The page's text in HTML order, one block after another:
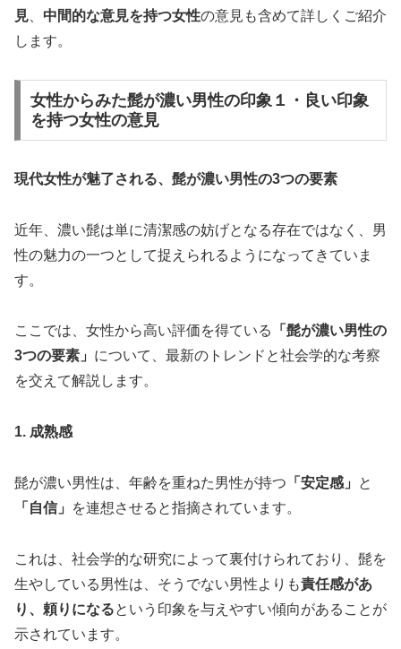
見
中間的な意見を持つ女性の意見も含めて詳しくご紹介
します。
女性からみた髭が濃い男性の印象１・良い印象
を持つ女性の意見
現代女性が魅了される、髭が濃い男性の3つの要素
近年、濃い髭は単に清潔感の妨げとなる存在ではなく、男
性の魅力の一つとして捉えられるようになってきていま
す。
ここでは、女性から高い評価を得ている
「髭が濃い男性の
3つの要素」 について、最新のトレンドと社会学的な考察
を交えて解説します。
1. 成熟感
髭が濃い男性は、年齢を重ねた男性が持つ 「安定感」
と
「自信」
を連想させると指摘されています。
これは、社会学的な研究によって裏付けられており、髭を
生やしている男性は、そうでない男性よりも責任感があ
り、頼りになるという印象を与えやすい傾向があることが
示されています。